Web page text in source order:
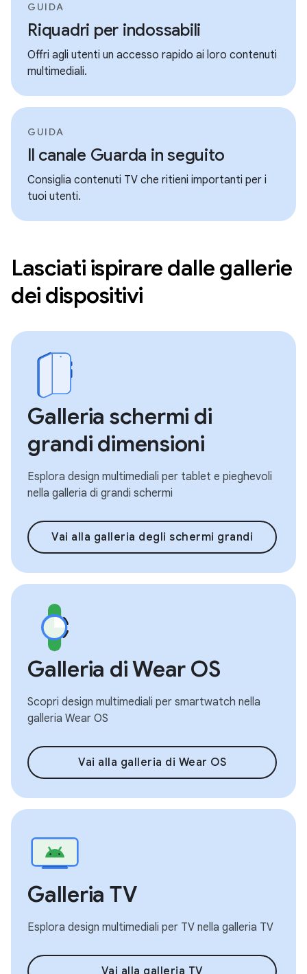
GUIDA
Riquadri per indossabili
Offri agli utenti un accesso rapido ai loro contenuti
multimediali.
GUIDA
Il canale Guarda in seguito
Consiglia contenuti TV che ritieni importanti per i
tuoi utenti.
Lasciati ispirare dalle gallerie
dei dispositivi
Galleria schermi di
grandi dimensioni
Esplora design multimediali per tablet e pieghevoli
nella galleria di grandi schermi
Vai alla galleria degli schermi grandi
Galleria di Wear OS
Scopri design multimediali per smartwatch nella
galleria Wear OS
Vai alla galleria di Wear OS
Galleria TV
Esplora design multimediali per TV nella galleria TV
Vai alla galleria TV